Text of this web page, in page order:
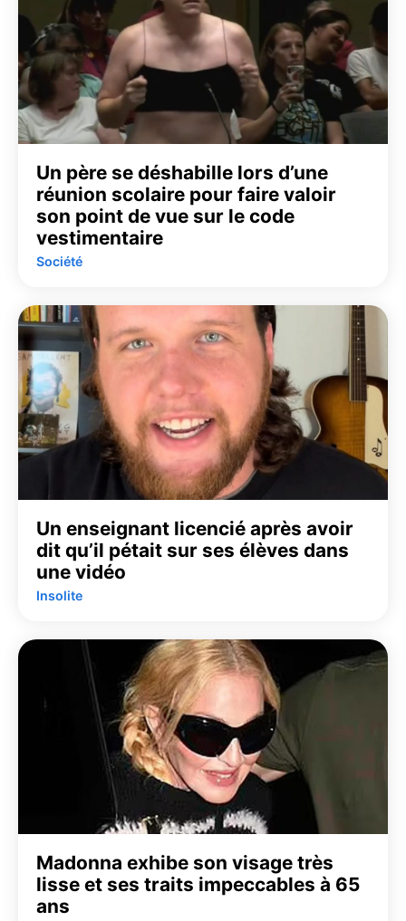
Un père se déshabille lors d’une
réunion scolaire pour faire valoir
son point de vue sur le code
vestimentaire
Société
Un enseignant licencié après avoir
dit qu’il pétait sur ses élèves dans
une vidéo
Insolite
Madonna exhibe son visage très
lisse et ses traits impeccables à 65
ans